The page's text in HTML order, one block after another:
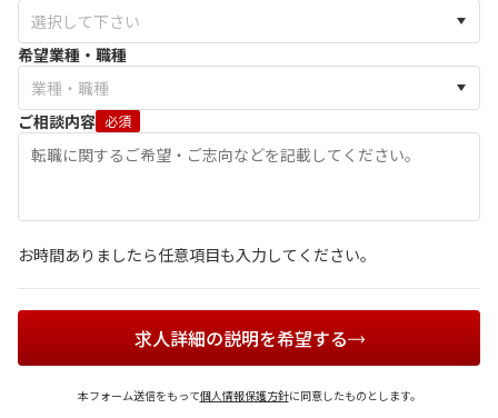
希望業種・職種
ご相談内容 必須
お時間ありましたら任意項目も入力してください。
求人詳細の説明を希望する
本フォーム送信をもって個人情報保護方針に同意したものとします。